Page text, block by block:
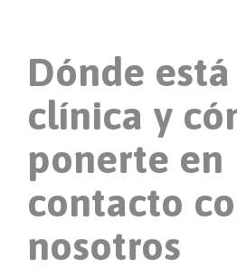
Dónde
clínica y
ponerte en
contacto
nosotros